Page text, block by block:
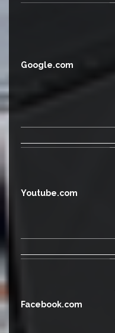
Google.com
Youtube.com
Facebook.com